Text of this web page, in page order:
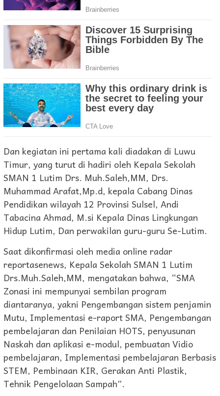
Dan kegiatan ini pertama kali diadakan di Luwu
Timur, yang turut di hadiri oleh Kepala Sekolah
SMAN 1 Lutim Drs. Muh.Saleh,MM, Drs.
Muhammad Arafat,Mp.d, kepala Cabang Dinas
Pendidikan wilayah 12 Provinsi Sulsel, Andi
Tabacina Ahmad, M.si Kepala Dinas Lingkungan
Hidup Lutim, Dan perwakilan guru-guru Se-Lutim.
Saat dikonfirmasi oleh media online radar
reportasenews, Kepala Sekolah SMAN 1 Lutim
Drs.Muh.Saleh,MM, mengatakan bahwa, “SMA
Zonasi ini mempunyai sembilan program
diantaranya, yakni Pengembangan sistem penjamin
Mutu, Implementasi e-raport SMA, Pengembangan
pembelajaran dan Penilaian HOTS, penyusunan
Naskah dan aplikasi e-modul, pembuatan Vidio
pembelajaran, Implementasi pembelajaran Berbasis
STEM, Pembinaan KIR, Gerakan Anti Plastik,
Tehnik Pengelolaan Sampah”.